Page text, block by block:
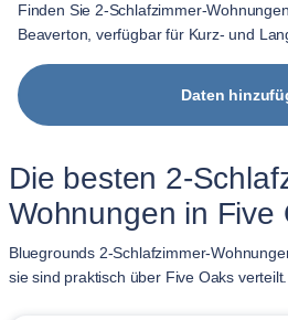
Finden Sie 2-Schlafzimmer-
Beaverton, verfügbar für Kurz- und
Daten
Die besten 2-
Wohnungen in Five
Bluegrounds 2-Schlafzimmer-
sie sind praktisch über Five Oaks verteilt.